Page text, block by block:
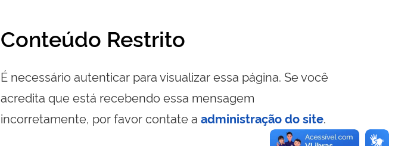
Conteúdo Restrito
É necessário autenticar para visualizar essa página. Se você
acredita que está recebendo essa mensagem
incorretamente, por favor contate a administração do site.